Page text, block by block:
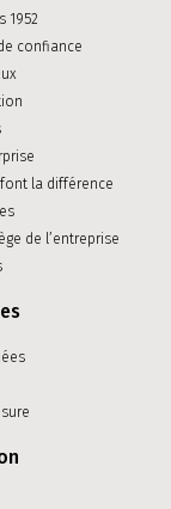
1952
confiance
la différence
de l’entreprise